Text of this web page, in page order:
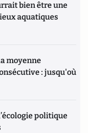
bien être une
aquatiques
moyenne
: jusqu'où
politique